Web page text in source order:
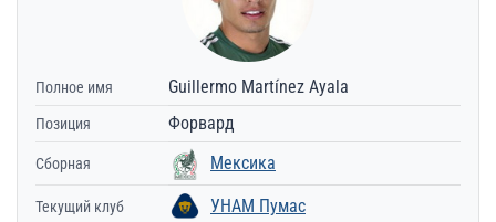
Полное имя Guillermo Martínez Ayala
Позиция Форвард
Сборная Мексика
Текущий клуб УНАМ Пумас